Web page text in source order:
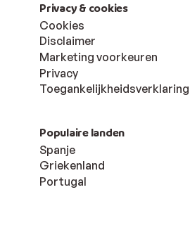
Privacy & cookies
Cookies
Disclaimer
Marketing voorkeuren
Privacy
Toegankelijkheidsverklaring
Populaire landen
Spanje
Griekenland
Portugal